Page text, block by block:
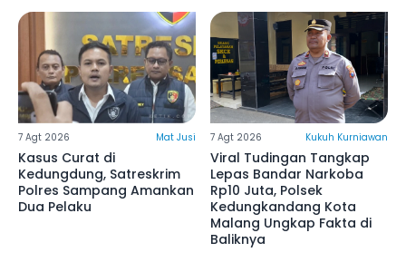
7 Agt 2026 Mat Jusi
Kasus Curat di
Kedungdung, Satreskrim
Polres Sampang Amankan
Dua Pelaku
7 Agt 2026 Kukuh Kurniawan
Viral Tudingan Tangkap
Lepas Bandar Narkoba
Rp10 Juta, Polsek
Kedungkandang Kota
Malang Ungkap Fakta di
Baliknya